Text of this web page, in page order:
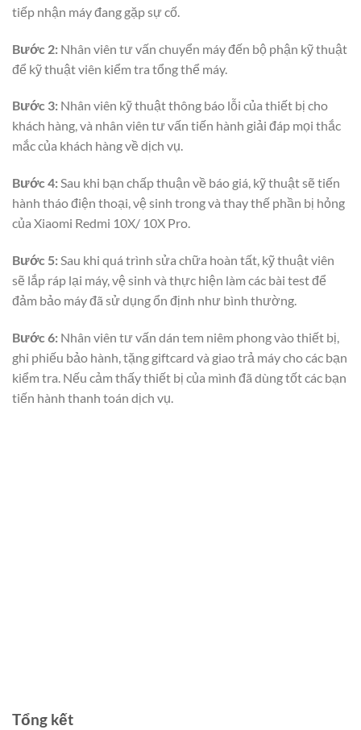
tiếp nhận máy đang gặp sự cố.
Bước 2: Nhân viên tư vấn chuyển máy đến bộ phận kỹ thuật
để kỹ thuật viên kiểm tra tổng thể máy.
Bước 3: Nhân viên kỹ thuật thông báo lỗi của thiết bị cho
khách hàng, và nhân viên tư vấn tiến hành giải đáp mọi thắc
mắc của khách hàng về dịch vụ.
Bước 4:Sau khi bạn chấp thuận về báo giá, kỹ thuật sẽ tiến
hành tháo điện thoại, vệ sinh trong và thay thế phần bị hỏng
của Xiaomi Redmi 10X/ 10X Pro.
Bước 5:Sau khi quá trình sửa chữa hoàn tất, kỹ thuật viên
sẽ lắp ráp lại máy, vệ sinh và thực hiện làm các bài test để
đảm bảo máy đã sử dụng ổn định như bình thường.
Bước 6: Nhân viên tư vấn dán tem niêm phong vào thiết bị,
ghi phiếu bảo hành, tặng giftcard và giao trả máy cho các bạn
kiểm tra. Nếu cảm thấy thiết bị của mình đã dùng tốt các bạn
tiến hành thanh toán dịch vụ.
Tổng kết